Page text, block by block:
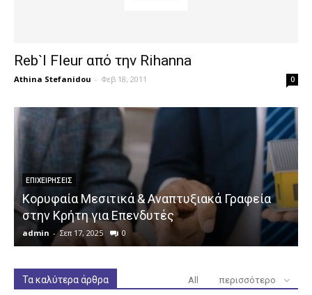
Reb`l Fleur από την Rihanna
Athina Stefanidou - Φεβ 18, 2011 0
ΕΠΙΧΕΙΡΉΣΕΙΣ
Κορυφαία Μεσιτικά & Αναπτυξιακά Γραφεία
στην Κρήτη για Επενδυτές
admin - Σεπ 17, 2025 0
Τα καλύτερα άρθρα All περισσότερο